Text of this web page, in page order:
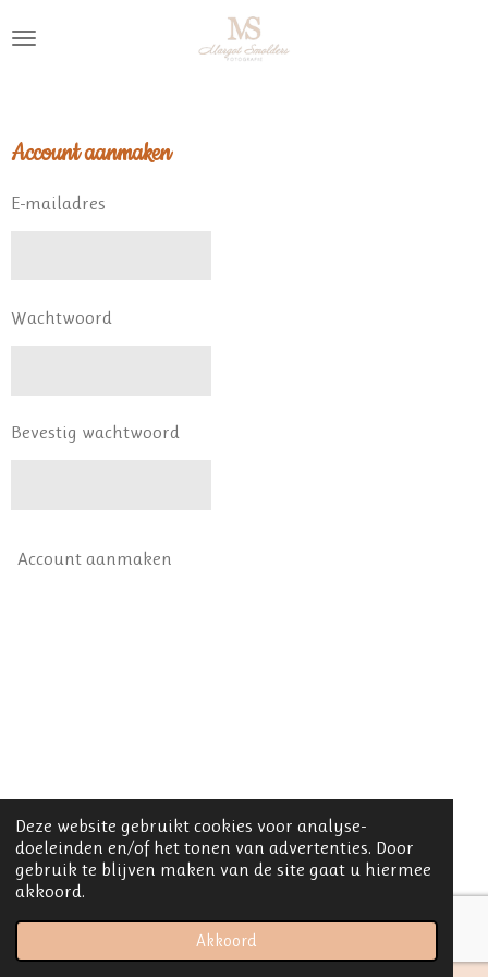
Deze website gebruikt cookies voor analyse-
doeleinden en/of het tonen van advertenties. Door
gebruik te blijven maken van de site gaat u hiermee
akkoord.
Akkoord
direct
Account aanmaken
E-mailadres
Wachtwoord
Bevestig wachtwoord
Account aanmaken
© 2021 Margot Smolders Fotografie